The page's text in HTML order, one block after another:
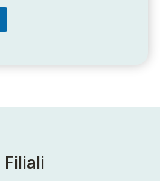
Filiali